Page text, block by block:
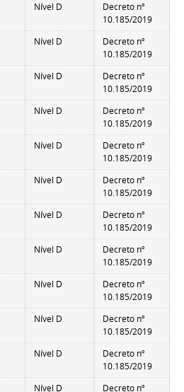
Nível D
Decreto nº
10.185/2019
Nível D
Decreto nº
10.185/2019
Nível D
Decreto nº
10.185/2019
Nível D
Decreto nº
10.185/2019
Nível D
Decreto nº
10.185/2019
Nível D
Decreto nº
10.185/2019
Nível D
Decreto nº
10.185/2019
Nível D
Decreto nº
10.185/2019
Nível D
Decreto nº
10.185/2019
Nível D
Decreto nº
10.185/2019
Nível D
Decreto nº
10.185/2019
Nível D
Decreto nº